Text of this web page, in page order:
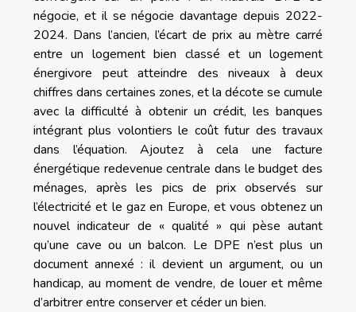
négocie, et il se négocie davantage depuis 2022-
2024. Dans l’ancien, l’écart de prix au mètre carré
entre un logement bien classé et un logement
énergivore peut atteindre des niveaux à deux
chiffres dans certaines zones, et la décote se cumule
avec la difficulté à obtenir un crédit, les banques
intégrant plus volontiers le coût futur des travaux
dans l’équation. Ajoutez à cela une facture
énergétique redevenue centrale dans le budget des
ménages, après les pics de prix observés sur
l’électricité et le gaz en Europe, et vous obtenez un
nouvel indicateur de « qualité » qui pèse autant
qu’une cave ou un balcon. Le DPE n’est plus un
document annexé : il devient un argument, ou un
handicap, au moment de vendre, de louer et même
d’arbitrer entre conserver et céder un bien.